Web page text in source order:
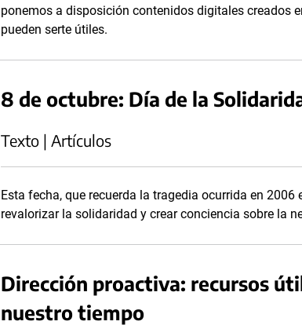
ponemos a disposición contenidos digitales creados
pueden serte útiles.
8 de octubre: Día de la
Texto | Artículos
Esta fecha, que recuerda la tragedia ocurrida en 2006
revalorizar la solidaridad y crear conciencia sobre la
Dirección proactiva: recursos
nuestro tiempo